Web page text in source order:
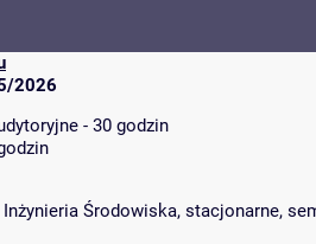
2026
- 30 godzin
Środowiska, stacjonarne,